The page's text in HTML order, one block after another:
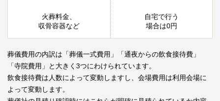
火葬料金、
収骨容器など
自宅で行う
場合は0円
葬儀費用の内訳は「葬儀一式費用」「通夜からの飲食接待費」
「寺院費用」と大きく3つにわけられています。
飲食接待費は人数によって変動しますし、会場費用は利用会場に
よって変動します。